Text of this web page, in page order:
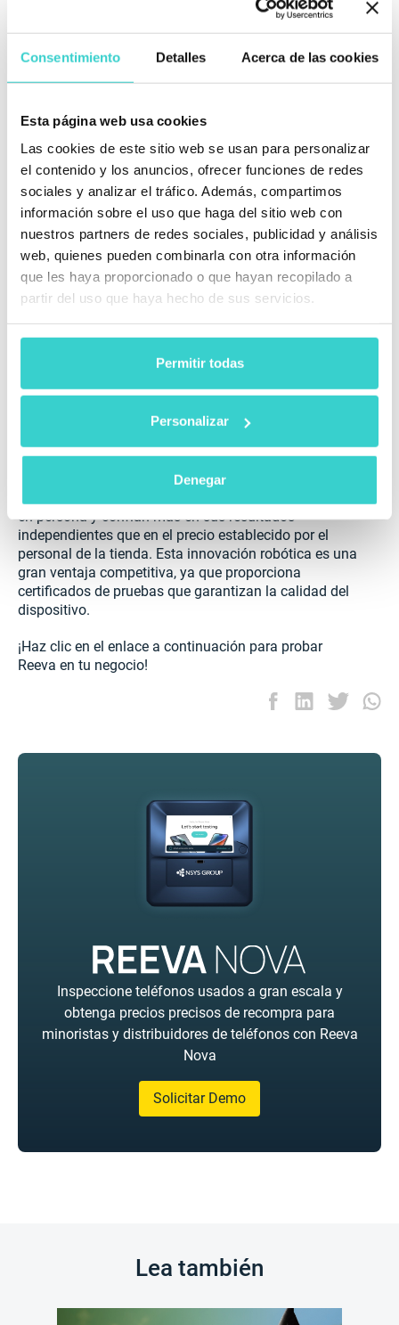
Consentimiento Detalles Acerca de las cookies
Esta página web usa cookies
Las cookies de este sitio web se usan para personalizar
el contenido y los anuncios, ofrecer funciones de redes
sociales y analizar el tráfico. Además, compartimos
información sobre el uso que haga del sitio web con
nuestros partners de redes sociales, publicidad y análisis
web, quienes pueden combinarla con otra información
que les haya proporcionado o que hayan recopilado a
partir del uso que haya hecho de sus servicios.
Permitir todas
Personalizar
Denegar
Además, el riesgo de fraude es alto. El trabajador
podría engañar al cliente ofreciendo un precio más
proceso de recompra. Tus clientes quieren vender sus
dispositivos rápidamente, y si el proceso es
demasiado largo, se reducirán su satisfacción con tus
Sin embargo, todos estos problemas pueden
solucionarse con la automatización. Esta elimina la
subjetividad y los errores humanos del proceso,
proporcionando un flujo de trabajo estable y
predecible.
¿Cómo Optimizar las Ofertas de Recompra?
NSYS Group ha desarrollado un robot de última
generación, Reeva, que automatiza completamente
tasaciones y borrados de datos en menos de 5
minutos.
Reeva también sirve como atracción para los clientes:
en persona y confían más en sus resultados
independientes que en el precio establecido por el
personal de la tienda. Esta innovación robótica es una
gran ventaja competitiva, ya que proporciona
certificados de pruebas que garantizan la calidad del
dispositivo.
¡Haz clic en el enlace a continuación para probar
Reeva en tu negocio!
Inspeccione teléfonos usados a gran escala y
obtenga precios precisos de recompra para
minoristas y distribuidores de teléfonos con Reeva
Nova
Solicitar Demo
Lea también